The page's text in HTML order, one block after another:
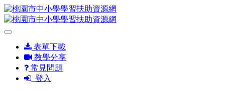
表單下載
教學分享
常見問題
登入